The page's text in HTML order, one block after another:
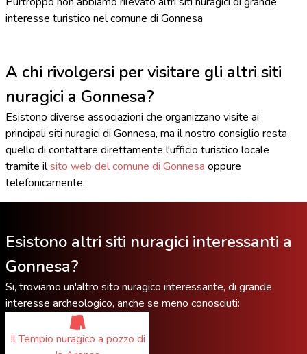
interesse turistico nel comune di Gonnesa
A chi rivolgersi per visitare gli altri siti
nuragici a Gonnesa?
Esistono diverse associazioni che organizzano visite ai
principali siti nuragici di Gonnesa, ma il nostro consiglio resta
quello di contattare direttamente l'ufficio turistico locale
tramite ilsito web del comune di Gonnesa oppure
telefonicamente.
Esistono altri siti nuragici interessanti a
Gonnesa?
Si, troviamo un'altro sito nuragico interessante, di grande
interesse archeologico, anche se meno conosciuti:
Il Tempio nuragico a pozzo di